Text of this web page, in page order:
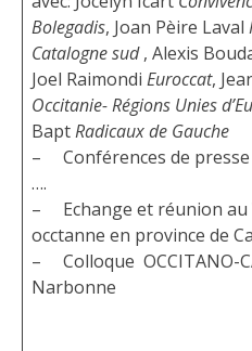
Bolegadis, Joan Pèire Laval
Catalogne sud, Alexis
Joel Raimondi Euroccat,
Occitanie- Régions Unies
BaptRadicaux de Gauche
– Conférences de
….
– Echange et réunion au
occtanne en province de
– Colloque OCCITANO-
Narbonne